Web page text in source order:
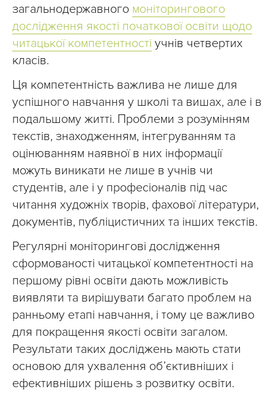
загальнодержавного моніторингового
дослідження якості початкової освіти щодо
читацької компетентності учнів четвертих
класів.
Ця компетентність важлива не лише для
успішного навчання у школі та вишах, але і в
подальшому житті. Проблеми з розумінням
текстів, знаходженням, інтегруванням та
оцінюванням наявної в них інформації
можуть виникати не лише в учнів чи
студентів, але і у професіоналів під час
читання художніх творів, фахової літератури,
документів, публіцистичних та інших текстів.
Регулярні моніторингові дослідження
сформованості читацької компетентності на
першому рівні освіти дають можливість
виявляти та вирішувати багато проблем на
ранньому етапі навчання, і тому це важливо
для покращення якості освіти загалом.
Результати таких досліджень мають стати
основою для ухвалення об’єктивніших і
ефективніших рішень з розвитку освіти.